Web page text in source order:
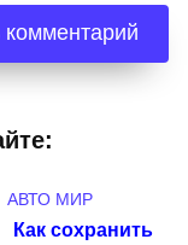
АВТО МИР
Как сохранить